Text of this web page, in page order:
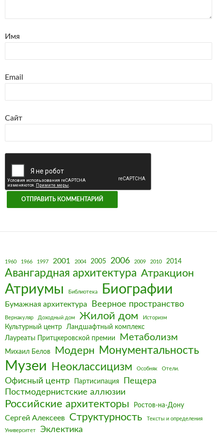
Имя
Email
Сайт
1960 1966 1997 2001 2004 2005 2006 2009 2010 2014
Авангардная архитектура Атракцион
Атриумы Библиотека Биографии
Бумажная архитектура Веерное пространство
Вернакуляр Доходный дом Жилой дом Историзм
Культурный центр
Ландшафтный комплекс
Лауреаты Притцкеровской премии
Метаболизм
Михаил Белов Модерн Монументальность
Музеи Неоклассицизм Особняк Отели.
Офисный центр Партисипация
Пещера
Постмодернистские аллюзии
Российские архитекторы Ростов-на-Дону
Сергей Алексеев Структурность Тексты и определения
Университет Эклектика